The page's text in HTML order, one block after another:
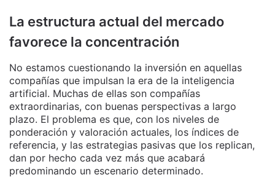
La estructura actual del mercado
favorece la concentración
No estamos cuestionando la inversión en aquellas
compañías que impulsan la era de la inteligencia
artificial. Muchas de ellas son compañías
extraordinarias, con buenas perspectivas a largo
plazo. El problema es que, con los niveles de
ponderación y valoración actuales, los índices de
referencia, y las estrategias pasivas que los replican,
dan por hecho cada vez más que acabará
predominando un escenario determinado.